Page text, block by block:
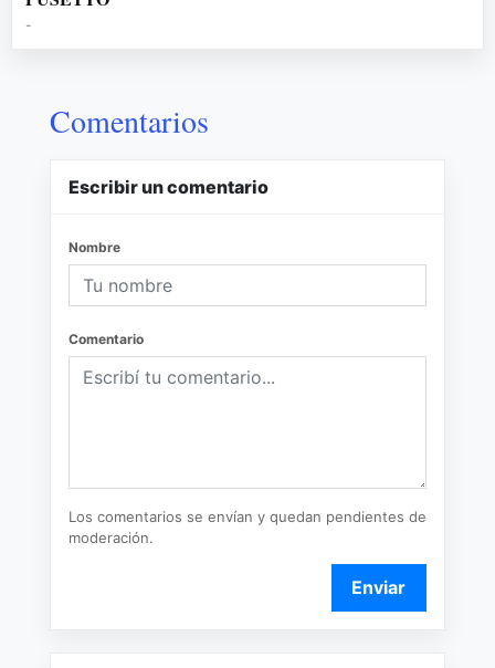
-
Comentarios
Escribir un comentario
Nombre
Comentario
Los comentarios se envían y quedan pendientes de
moderación.
Enviar